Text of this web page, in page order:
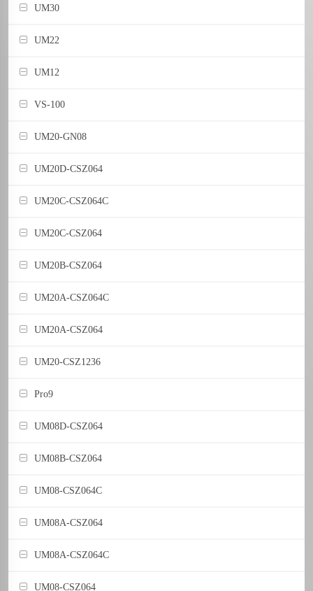
UM30
UM22
UM12
VS-100
UM20-GN08
UM20D-CSZ064
UM20C-CSZ064C
UM20C-CSZ064
UM20B-CSZ064
UM20A-CSZ064C
UM20A-CSZ064
UM20-CSZ1236
Pro9
UM08D-CSZ064
UM08B-CSZ064
UM08-CSZ064C
UM08A-CSZ064
UM08A-CSZ064C
UM08-CSZ064